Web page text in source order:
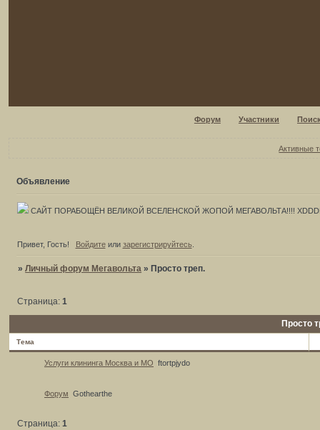
Форум Участники
Активные
Объявление
САЙТ ПОРАБОЩЁН ВЕЛИКОЙ ВСЕЛЕНСКОЙ ЖОПОЙ МЕГАВОЛЬТА!!!!
Привет, Гость! Войдитеили зарегистрируйтесь.
»Личный форум Мегавольта »Просто треп.
Просто
Страница: 1
Тема
Услуги клининга Москва и МО ftortpjydo
Форум Gothearthe
Страница:1